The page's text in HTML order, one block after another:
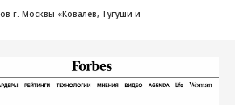
г. Москвы «Ковалев, Тугуши и